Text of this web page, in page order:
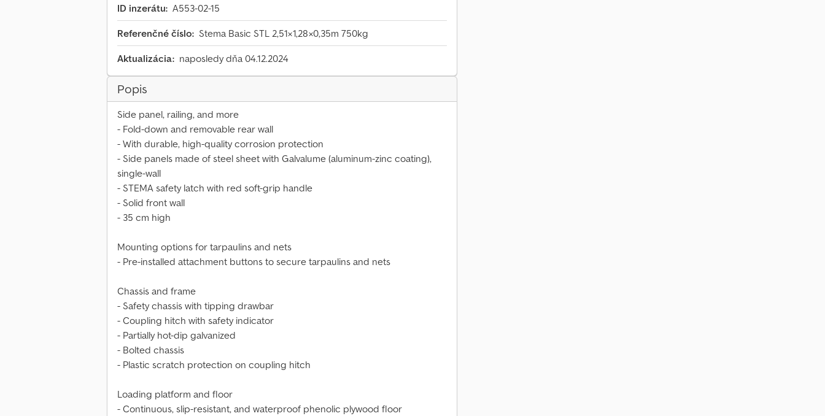
ID inzerátu: A553-02-15
Referenčné číslo: Stema Basic STL 2,51×1,28×0,35m 750kg
Aktualizácia: naposledy dňa 04.12.2024
Popis
Side panel, railing, and more
- Fold-down and removable rear wall
- With durable, high-quality corrosion protection
- Side panels made of steel sheet with Galvalume (aluminum-zinc coating),
single-wall
- STEMA safety latch with red soft-grip handle
- Solid front wall
- 35 cm high
Mounting options for tarpaulins and nets
- Pre-installed attachment buttons to secure tarpaulins and nets
Chassis and frame
- Safety chassis with tipping drawbar
- Coupling hitch with safety indicator
- Partially hot-dip galvanized
- Bolted chassis
- Plastic scratch protection on coupling hitch
Loading platform and floor
- Continuous, slip-resistant, and waterproof phenolic plywood floor